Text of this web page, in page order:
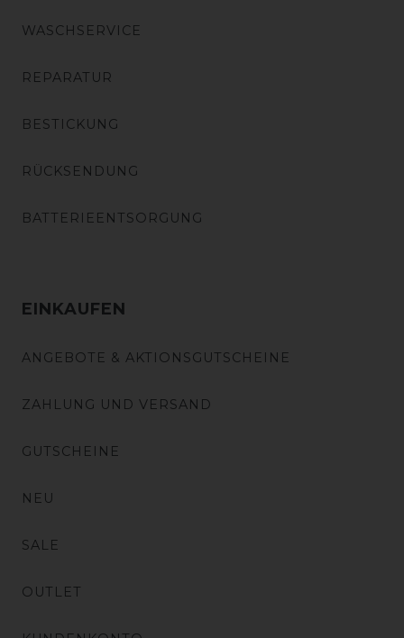
WASCHSERVICE
REPARATUR
BESTICKUNG
RÜCKSENDUNG
BATTERIEENTSORGUNG
EINKAUFEN
ANGEBOTE & AKTIONSGUTSCHEINE
ZAHLUNG UND VERSAND
GUTSCHEINE
NEU
SALE
OUTLET